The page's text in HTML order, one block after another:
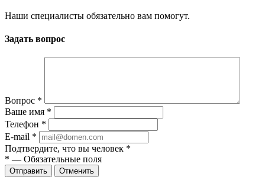
Наши специалисты обязательно вам помогут.
Задать вопрос
Вопрос *
Ваше имя *
Телефон *
E-mail *
Подтвердите, что вы человек *
* — Обязательные поля
Отправить Отменить